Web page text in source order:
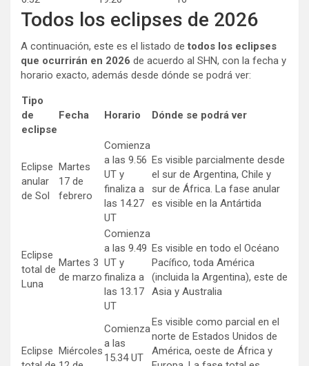
Todos los eclipses de 2026
A continuación, este es el listado detodos los eclipses
que ocurrirán en 2026 de acuerdo al SHN, con la fecha y
horario exacto, además desde dónde se podrá ver:
Tipo
de
eclipse
Fecha Horario Dónde se podrá ver
Eclipse
anular
de Sol
Martes
17 de
febrero
Comienza
a las 9.56
UT y
finaliza a
las 14.27
UT
Es visible parcialmente desde
el sur de Argentina, Chile y
sur de África. La fase anular
es visible en la Antártida
Eclipse
total de
Luna
Martes 3
de marzo
Comienza
a las 9.49
UT y
finaliza a
las 13.17
UT
Es visible en todo el Océano
Pacífico, toda América
(incluida la Argentina), este de
Asia y Australia
Eclipse Miércoles
Comienza
a las
15.34 UT
Es visible como parcial en el
norte de Estados Unidos de
América, oeste de África y